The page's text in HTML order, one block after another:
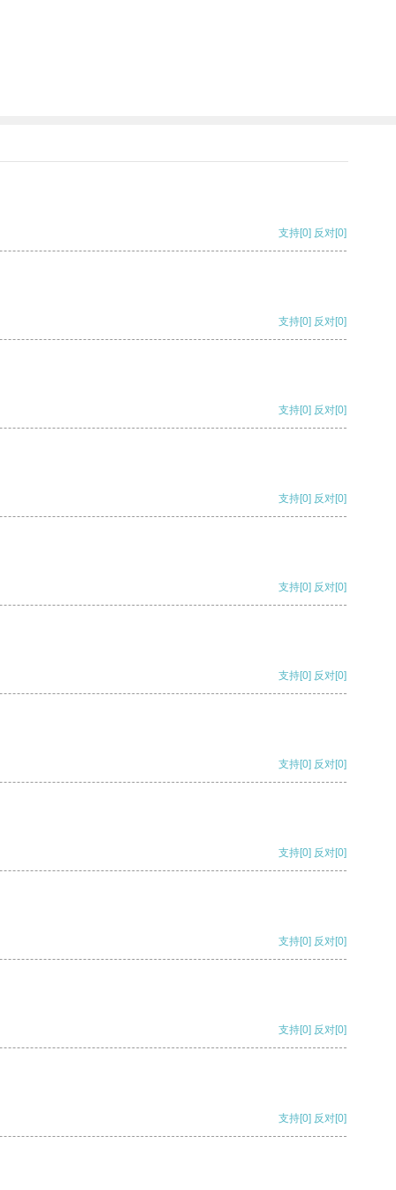
支持[0] 反对[0]
支持[0] 反对[0]
支持[0] 反对[0]
支持[0] 反对[0]
支持[0] 反对[0]
支持[0] 反对[0]
支持[0] 反对[0]
支持[0] 反对[0]
支持[0] 反对[0]
支持[0] 反对[0]
支持[0] 反对[0]